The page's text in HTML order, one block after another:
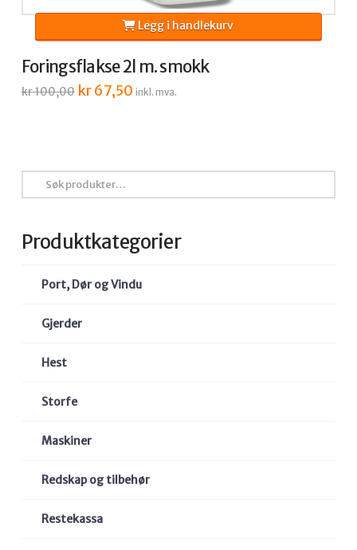
Foringsflakse 2l m. smokk
kr100,00 Opprinnelig
pris
kr67,50Nåværende
pris
inkl. mva.
Legg i handlekurv
etter:
Produktkategorier
Port, Dør og Vindu
Gjerder
Hest
Storfe
Maskiner
Redskap og tilbehør
Restekassa